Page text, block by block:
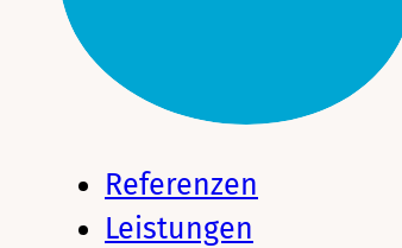
Referenzen
Leistungen